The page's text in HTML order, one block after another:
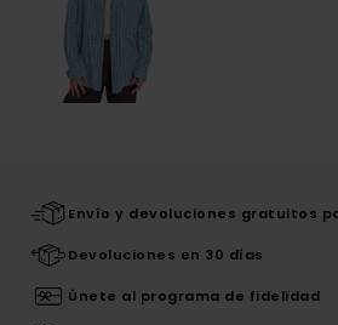
Envío y devoluciones gratuitos
Devoluciones en 30 días
Únete al programa de fidelidad